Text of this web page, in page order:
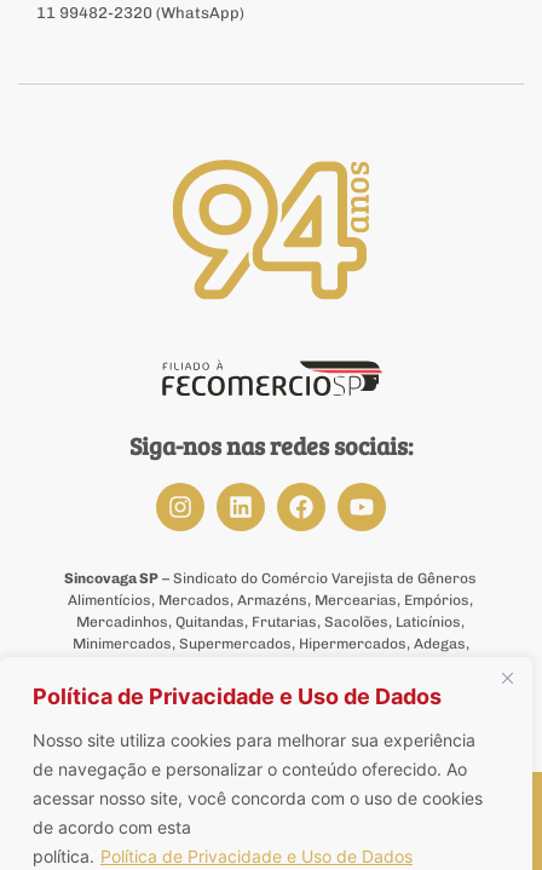
Política de Privacidade e Uso de Dados
Nosso site utiliza cookies para melhorar sua experiência
de navegação e personalizar o conteúdo oferecido. Ao
acessar nosso site, você concorda com o uso de cookies
de acordo com esta
política. Política de Privacidade e Uso de Dados
11 99482-2320 (WhatsApp)
Siga-nos nas redes sociais:
Sincovaga SP – Sindicato do Comércio Varejista de Gêneros
Alimentícios, Mercados, Armazéns, Mercearias, Empórios,
Mercadinhos, Quitandas, Frutarias, Sacolões, Laticínios,
Minimercados, Supermercados, Hipermercados, Adegas,
de Suplementos Alimentares, de Produtos Naturais,
Dietéticos, Congelados, Delicatessens e de Conveniência do
Estado de São Paulo.
Sincovaga SP © 2026 – Todos os direitos reservados